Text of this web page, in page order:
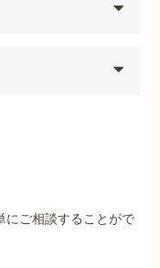
にご相談することがで